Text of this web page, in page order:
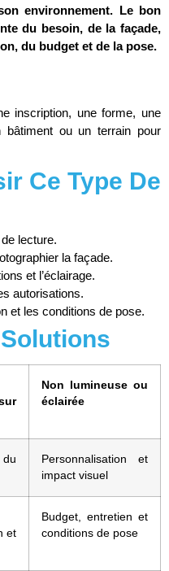
environnement. Le bon
du besoin, de la façade,
du budget et de la pose.
inscription, une forme, une
ou un terrain pour
Ce Type De
lecture.
la façade.
et l’éclairage.
autorisations.
et les conditions de pose.
Non lumineuse ou
éclairée
Personnalisation et
impact visuel
et
Budget, entretien et
conditions de pose